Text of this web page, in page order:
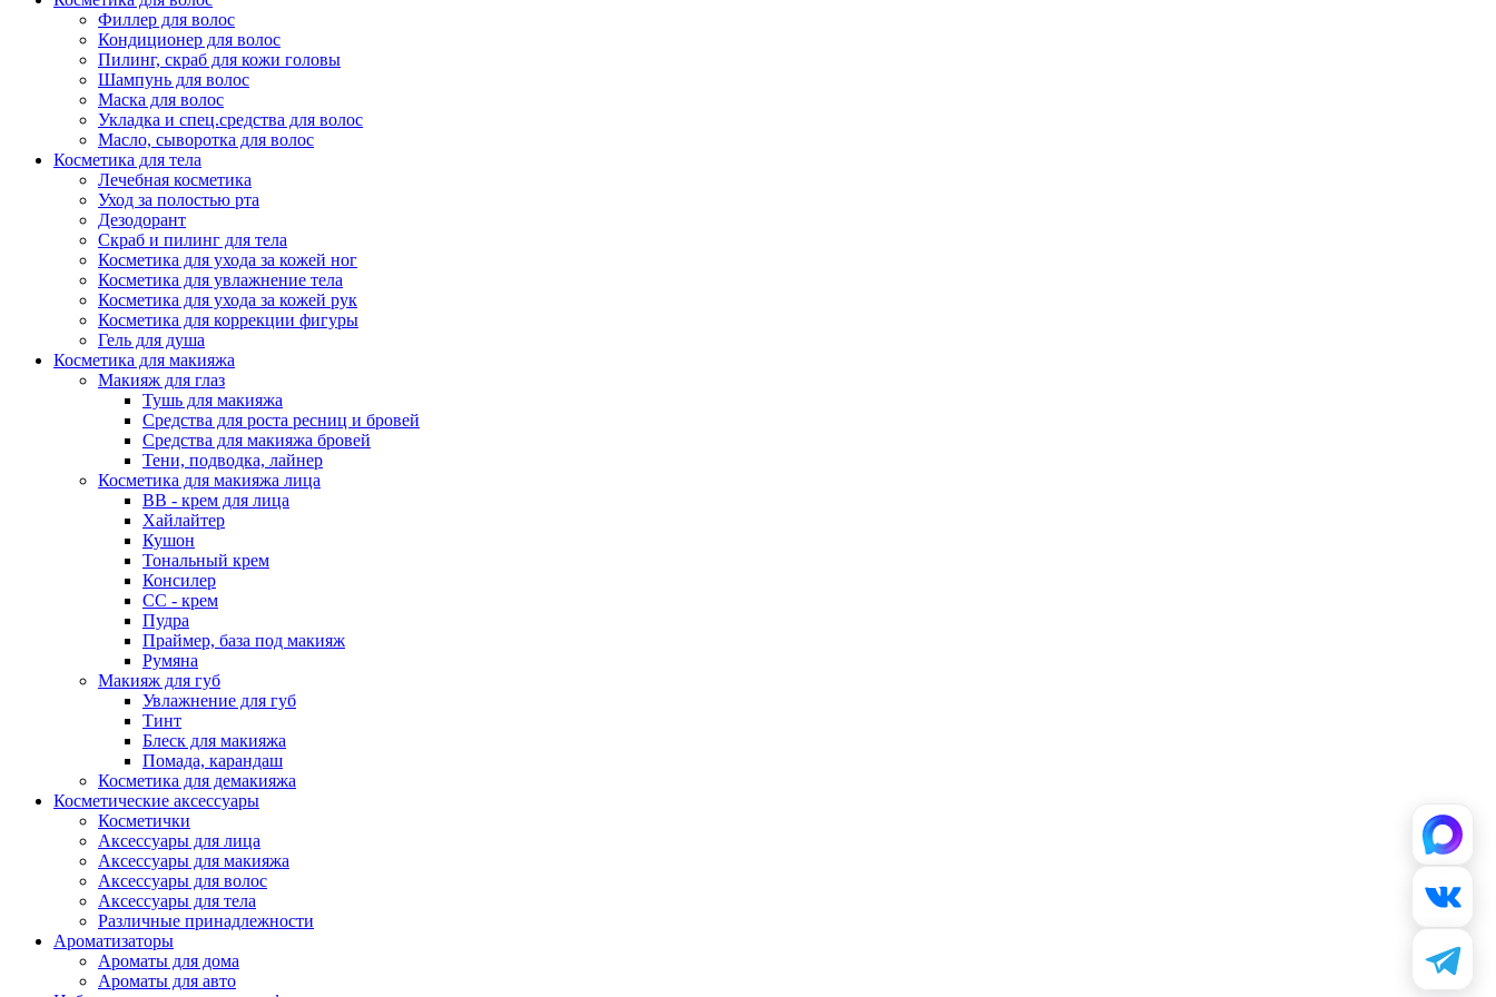
Упаковка
Наборы
Филлер для волос
Кондиционер для волос
Пилинг, скраб для кожи головы
Шампунь для волос
Маска для волос
Укладка и спец.средства для волос
Масло, сыворотка для волос
Косметика для тела
Лечебная косметика
Уход за полостью рта
Дезодорант
Скраб и пилинг для тела
Косметика для ухода за кожей ног
Косметика для увлажнение тела
Косметика для ухода за кожей рук
Косметика для коррекции фигуры
Гель для душа
Косметика для макияжа
Макияж для глаз
Тушь для макияжа
Средства для роста ресниц и бровей
Средства для макияжа бровей
Тени, подводка, лайнер
Косметика для макияжа лица
ВВ - крем для лица
Хайлайтер
Кушон
Тональный крем
Консилер
СС - крем
Пудра
Праймер, база под макияж
Румяна
Макияж для губ
Увлажнение для губ
Тинт
Блеск для макияжа
Помада, карандаш
Косметика для демакияжа
Косметические аксессуары
Косметички
Аксессуары для лица
Аксессуары для макияжа
Аксессуары для волос
Аксессуары для тела
Различные принадлежности
Ароматизаторы
Ароматы для дома
Ароматы для авто